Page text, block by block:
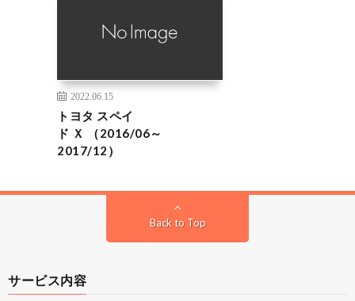
2022.06.15
トヨタ スペイ
ド Ｘ （2016/06～
2017/12）
Back to Top
サービス内容